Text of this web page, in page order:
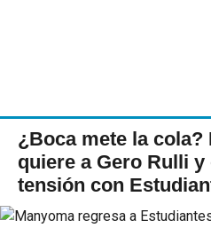
¿Boca mete la cola?
quiere a Gero Rulli y
tensión con